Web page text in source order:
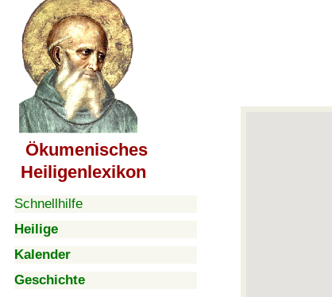
Ökumenisches
Heiligenlexikon
Schnellhilfe
Heilige
Kalender
Geschichte